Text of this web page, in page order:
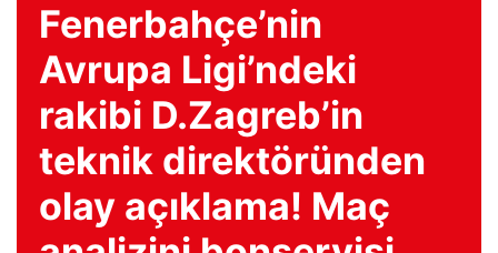
Fenerbahçe’nin
Avrupa Ligi’ndeki
rakibi D.Zagreb’in
teknik direktöründen
olay açıklama! Maç